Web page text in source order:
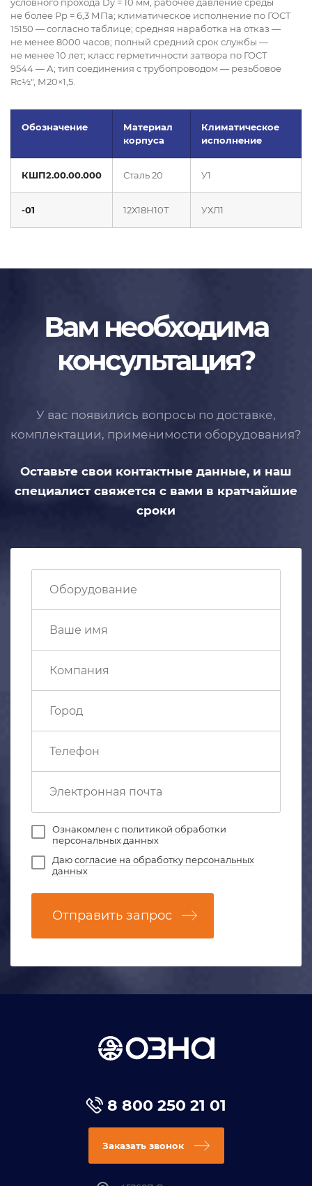
не более Рр = 6,3 МПа; климатическое исполнение по ГОСТ
15150 — согласно таблице; средняя наработка на отказ —
не менее 8000 часов; полный средний срок службы —
не менее 10 лет; класс герметичности затвора по ГОСТ
9544 — А; тип соединения с трубопроводом — резьбовое
Rc½", М20×1,5.
Обозначение
Материал
корпуса
Климатическое
исполнение
КШП2.00.00.000 Сталь 20 У1
-01 12Х18Н10Т УХЛ1
Вам необходима
консультация?
У вас появились вопросы по доставке,
комплектации, применимости оборудования?
Оставьте свои контактные данные, и наш
специалист свяжется с вами в кратчайшие
сроки
Ознакомлен с политикой обработки
персональных данных
Даюсогласие на обработку персональных
данных
Отправить запрос
8 800 250 21 01
Заказать звонок